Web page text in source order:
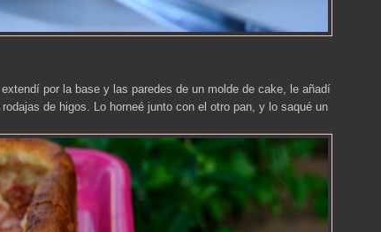
por la base y las paredes de un molde de cake, le añadí
de higos. Lo horneé junto con el otro pan, y lo saqué un